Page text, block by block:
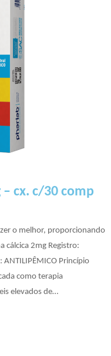
cx. c/30 comp
o melhor, proporcionando
cálcica 2mg Registro:
ANTILIPÊMICO Princípio
como terapia
elevados de…